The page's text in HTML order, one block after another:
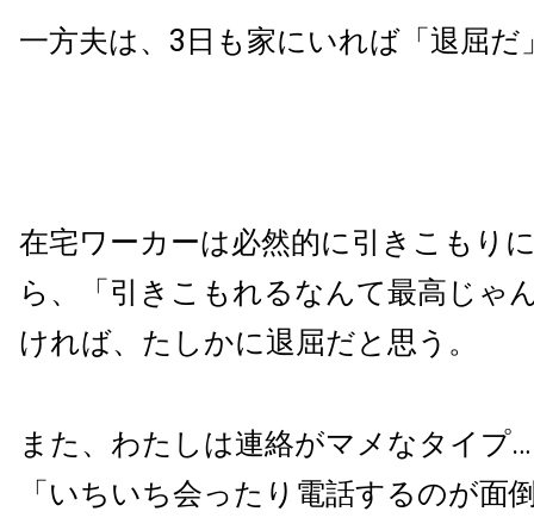
一方夫は、3日も家にいれば「退屈だ
在宅ワーカーは必然的に引きこもり
ら、「引きこもれるなんて最高じゃ
ければ、たしかに退屈だと思う。
また、わたしは連絡がマメなタイプ
「いちいち会ったり電話するのが面